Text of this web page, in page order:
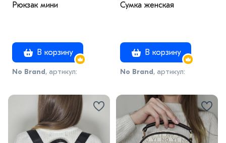
Рюкзак мини
В корзину
No Brand, артикул:
Сумка женская
В корзину
No Brand, артикул: